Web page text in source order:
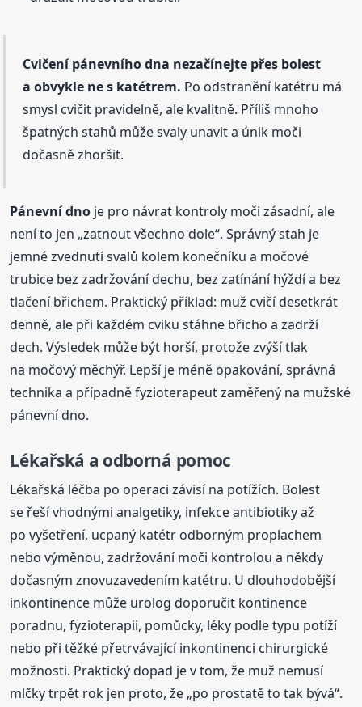
Cvičení pánevního dna nezačínejte přes bolest
a obvykle ne s katétrem. Po odstranění katétru má
smysl cvičit pravidelně, ale kvalitně. Příliš mnoho
špatných stahů může svaly unavit a únik moči
dočasně zhoršit.
Pánevní dno je pro návrat kontroly moči zásadní, ale
není to jen „zatnout všechno dole“. Správný stah je
jemné zvednutí svalů kolem konečníku a močové
trubice bez zadržování dechu, bez zatínání hýždí a bez
tlačení břichem. Praktický příklad: muž cvičí desetkrát
denně, ale při každém cviku stáhne břicho a zadrží
dech. Výsledek může být horší, protože zvýší tlak
na močový měchýř. Lepší je méně opakování, správná
technika a případně fyzioterapeut zaměřený na mužské
pánevní dno.
Lékařská a odborná pomoc
Lékařská léčba po operaci závisí na potížích. Bolest
se řeší vhodnými analgetiky, infekce antibiotiky až
po vyšetření, ucpaný katétr odborným proplachem
nebo výměnou, zadržování moči kontrolou a někdy
dočasným znovuzavedením katétru. U dlouhodobější
inkontinence může urolog doporučit kontinence
poradnu, fyzioterapii, pomůcky, léky podle typu potíží
nebo při těžké přetrvávající inkontinenci chirurgické
možnosti. Praktický dopad je v tom, že muž nemusí
mlčky trpět rok jen proto, že „po prostatě to tak bývá“.